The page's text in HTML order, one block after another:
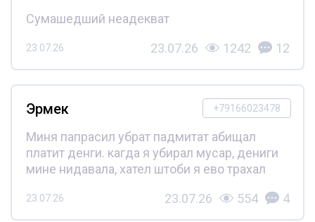
Сумашедший неадекват
23.07.26 23.07.26 1242 12
+79166023478
Эрмек
Миня папрасил убрат падмитат абищал
платит денги. кагда я убирал мусар, дениги
мине нидавала, хател штоби я ево трахал
23.07.26 23.07.26 554 4